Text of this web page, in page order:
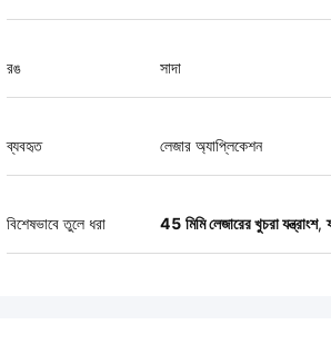
রঙ সাদা
ব্যবহৃত লেজার অ্যাপ্লিকেশন
বিশেষভাবে তুলে ধরা 45 মিমি লেজারের খুচরা যন্ত্রাংশ,